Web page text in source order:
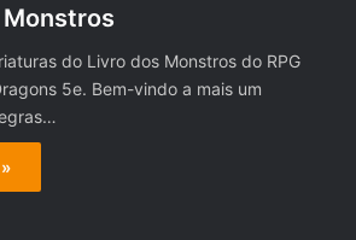
do Livro dos Monstros do RPG
5e. Bem-vindo a mais um